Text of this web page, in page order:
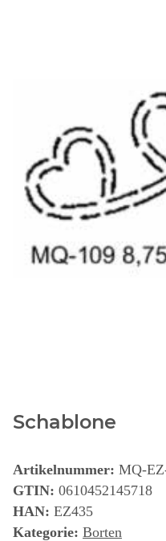
Schablone
Artikelnummer: MQ-
GTIN: 0610452145718
HAN: EZ435
Kategorie: Borten